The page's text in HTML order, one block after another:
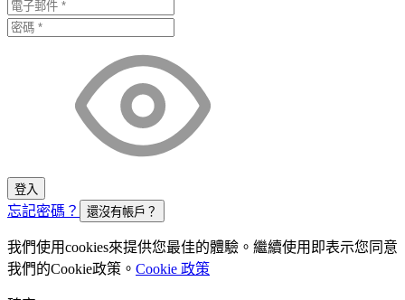
登入
忘記密碼？ 還沒有帳戶？
我們使用cookies來提供您最佳的體驗。繼續使用即表示您同意
我們的Cookie政策。 Cookie 政策